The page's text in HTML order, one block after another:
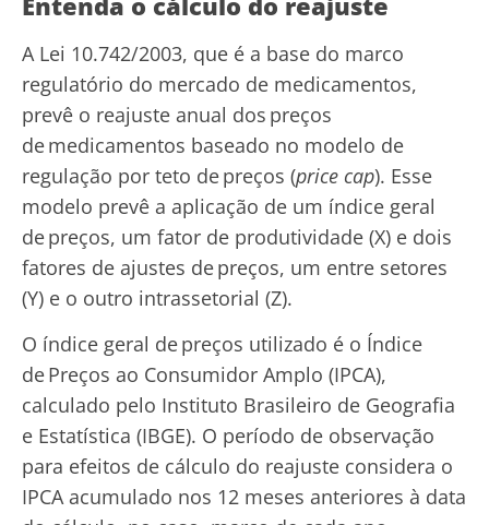
A Lei 10.742/2003, que é a base do marco
regulatório do mercado de medicamentos,
prevê o reajuste anual dos preços
de medicamentos baseado no modelo de
regulação por teto de preços (price cap). Esse
modelo prevê a aplicação de um índice geral
de preços, um fator de produtividade (X) e dois
fatores de ajustes de preços, um entre setores
(Y) e o outro intrassetorial (Z).
O índice geral de preços utilizado é o Índice
de Preços ao Consumidor Amplo (IPCA),
calculado pelo Instituto Brasileiro de Geografia
e Estatística (IBGE). O período de observação
para efeitos de cálculo do reajuste considera o
IPCA acumulado nos 12 meses anteriores à data